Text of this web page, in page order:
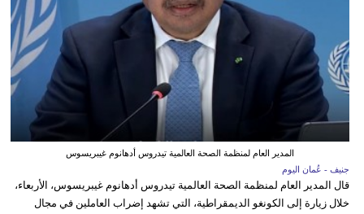
المدير العام لمنظمة الصحة العالمية تيدروس أدهانوم غيبريسوس
جنيف - عُمان اليوم
قال المدير العام لمنظمة الصحة العالمية تيدروس أدهانوم غيبريسوس، الأربعاء،
خلال زيارة إلى الكونغو الديمقراطية، التي تشهد إضراب العاملين في مجال